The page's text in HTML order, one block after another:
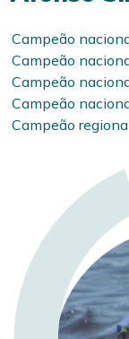
Campeão
Campeão
Campeão
Campeão
Campeão